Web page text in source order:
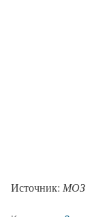
Источник: МОЗ